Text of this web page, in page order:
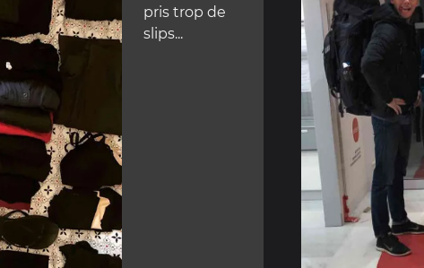
pris trop de
slips...